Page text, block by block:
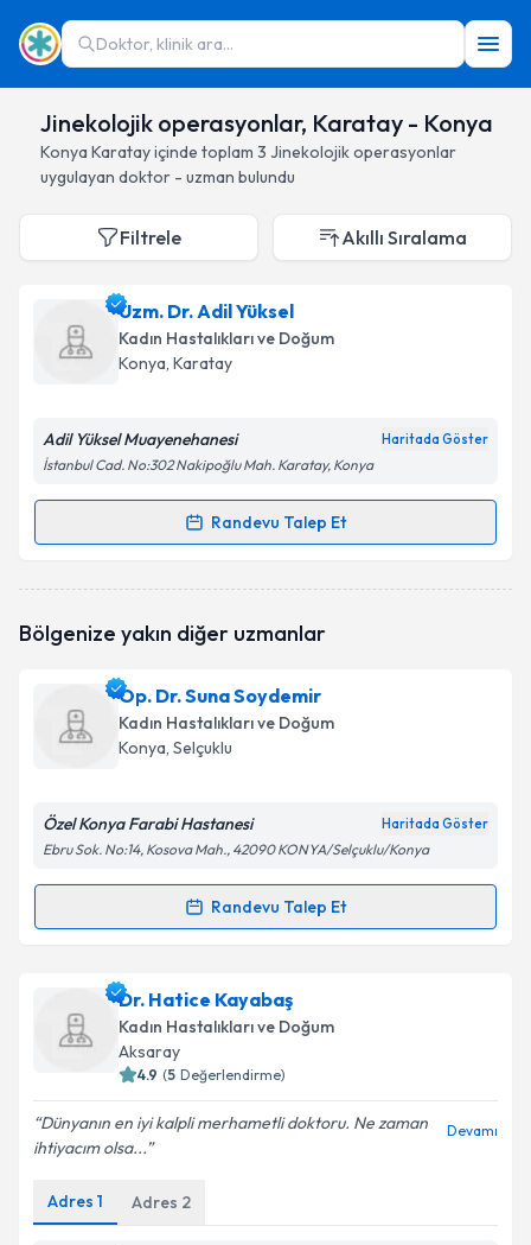
Doktor, klinik ara...
Jinekolojik operasyonlar, Karatay - Konya
Konya Karatayiçinde toplam 3 Jinekolojik operasyonlar
uygulayan doktor - uzman bulundu
Filtrele Akıllı Sıralama
Uzm. Dr. Adil Yüksel
Kadın Hastalıkları ve Doğum
Konya, Karatay
Adil Yüksel Muayenehanesi Haritada Göster
İstanbul Cad. No:302 Nakipoğlu Mah. Karatay, Konya
Randevu Talep Et
Randevu Takvimi Talebi
oluşturun. Size bu uzmandan randevu almanız için bir
E-posta Adresiniz
Kişisel verilerimin işlenmesine ilişkin
Aydınlatma
Metni'ni okudum ve kişisel verilerimin belirtilen
Bölgenize yakın diğer uzmanlar
Op. Dr. Suna Soydemir
Kadın Hastalıkları ve Doğum
Konya, Selçuklu
Özel Konya Farabi Hastanesi Haritada Göster
Ebru Sok. No:14, Kosova Mah., 42090 KONYA/Selçuklu/Konya
Randevu Talep Et
Randevu Takvimi Talebi
Op. Dr. Suna Soydemiriçin randevu takvimi talebi
oluşturun. Size bu uzmandan randevu almanız için bir
takvim hazırlandığında e-posta ile bilgilendireceğiz.
Kişisel verilerimin işlenmesine ilişkin
Metni'ni okudum ve kişisel verilerimin belirtilen
Dr. Hatice Kayabaş
Kadın Hastalıkları ve Doğum
Aksaray
4.9 (5 Değerlendirme)
Dünyanın en iyi kalpli merhametli doktoru. Ne zaman
ihtiyacım olsa...
Devamı
Adres 1 Adres 2